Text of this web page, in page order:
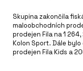
Skupina zakončila
maloobchodních
prodejen Fila na 1
Kolon Sport. Dále
prodejen Fila Kids a